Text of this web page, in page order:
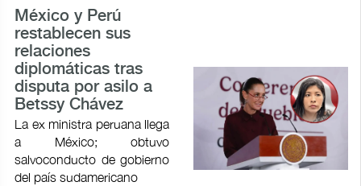
México y Perú
restablecen sus
relaciones
diplomáticas tras
disputa por asilo a
Betssy Chávez
La ex ministra peruana llega
a México; obtuvo
salvoconducto de gobierno
del país sudamericano